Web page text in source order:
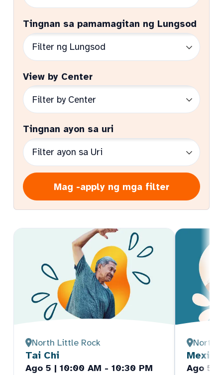
Tingnan sa pamamagitan ng Lungsod
View by Center
Tingnan ayon sa uri
Mag -apply ng mga filter
North Little Rock
Tai Chi
Ago 5 | 10:00 AM - 10:30 PM
North
Ago 5 |